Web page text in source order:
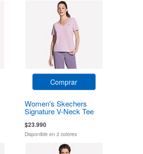
Comprar
Women's Skechers
Signature V-Neck Tee
$23.990
Disponible en 2 colores